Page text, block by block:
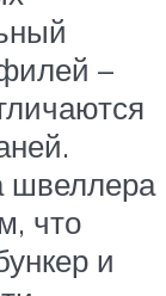
–
швеллера
что
и